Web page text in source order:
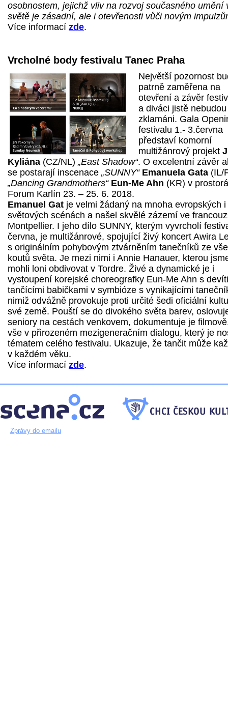
osobnostem, jejichž vliv na rozvoj současného umění
světě je zásadní, ale i otevřenosti vůči novým
Více informací zde.
Vrcholné body festivalu Tanec Praha
Největší pozornost
patrně zaměřena na
otevření a závěr
a diváci jistě nebudou
zklamáni. Gala
festivalu 1.- 3.června
představí komorní
multižánrový projekt
Kyliána (CZ/NL) „East Shadow“. O excelentní závěr
se postarají inscenace „SUNNY“ Emanuela Gata (IL/
„Dancing Grandmothers“ Eun-Me Ahn (KR) v
Forum Karlín 23. – 25. 6. 2018.
Emanuel Gat je velmi žádaný na mnoha evropských i
světových scénách a našel skvělé zázemí ve
Montpellier. I jeho dílo SUNNY, kterým vyvrcholí
června, je multižánrové, spojující živý koncert Awira
s originálním pohybovým ztvárněním tanečníků ze
koutů světa. Je mezi nimi i Annie Hanauer, kterou
mohli loni obdivovat v Tordre. Živé a dynamické je i
vystoupení korejské choreografky Eun-Me Ahn s devíti
tančícími babičkami v symbióze s vynikajícími
nimiž odvážně provokuje proti určité šedi oficiální
své země. Pouští se do divokého světa barev,
seniory na cestách venkovem, dokumentuje je
vše v přirozeném mezigeneračním dialogu, který je
tématem celého festivalu. Ukazuje, že tančit může
v každém věku.
Více informací zde.
Zprávy do emailu